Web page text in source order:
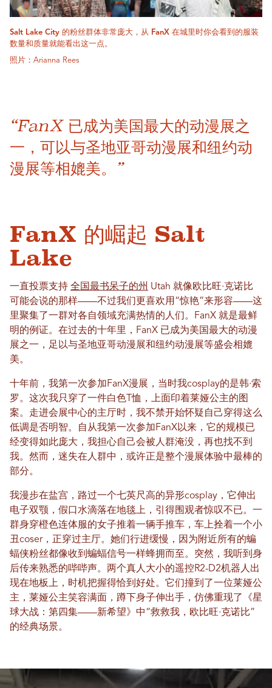
Salt Lake City 的粉丝群体非常庞大，从 FanX 在城里时你会看到的服装
数量和质量就能看出这一点。
照片：Arianna Rees
“FanX 已成为美国最大的动漫展之
一，可以与圣地亚哥动漫展和纽约动
漫展等相媲美。”
FanX 的崛起 Salt
Lake
一直投票支持 全国最书呆子的州 Utah 就像欧比旺·克诺比
可能会说的那样——不过我们更喜欢用“惊艳”来形容——这
里聚集了一群对各自领域充满热情的人们。FanX 就是最鲜
明的例证。在过去的十年里，FanX 已成为美国最大的动漫
展之一，足以与圣地亚哥动漫展和纽约动漫展等盛会相媲
美。
十年前，我第一次参加FanX漫展，当时我cosplay的是韩·索
罗。这次我只穿了一件白色T恤，上面印着莱娅公主的图
案。走进会展中心的主厅时，我不禁开始怀疑自己穿得这么
低调是否明智。自从我第一次参加FanX以来，它的规模已
经变得如此庞大，我担心自己会被人群淹没，再也找不到
我。然而，迷失在人群中，或许正是整个漫展体验中最棒的
部分。
我漫步在盐宫，路过一个七英尺高的异形cosplay，它伸出
电子双颚，假口水滴落在地毯上，引得围观者惊叹不已。一
群身穿橙色连体服的女子推着一辆手推车，车上拴着一个小
丑coser，正穿过主厅。她们行进缓慢，因为附近所有的蝙
蝠侠粉丝都像收到蝙蝠信号一样蜂拥而至。突然，我听到身
后传来熟悉的哔哔声。两个真人大小的遥控R2-D2机器人出
现在地板上，时机把握得恰到好处。它们撞到了一位莱娅公
主，莱娅公主笑容满面，蹲下身子伸出手，仿佛重现了《星
球大战：第四集——新希望》中“救救我，欧比旺·克诺比”
的经典场景。